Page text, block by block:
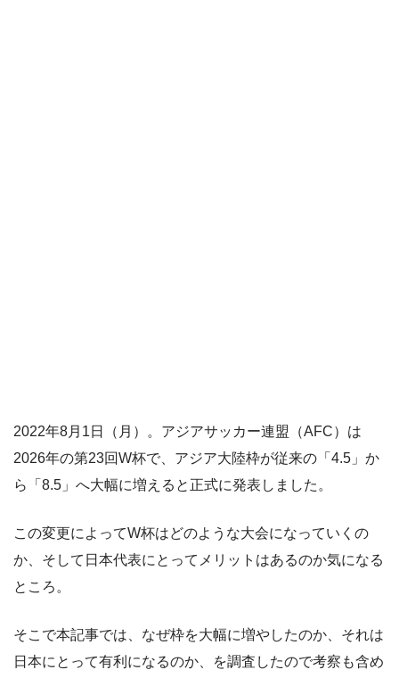
2022年8月1日（月）。アジアサッカー連盟（AFC）は
2026年の第23回W杯で、アジア大陸枠が従来の「4.5」か
ら「8.5」へ大幅に増えると正式に発表しました。
この変更によってW杯はどのような大会になっていくの
か、そして日本代表にとってメリットはあるのか気になる
ところ。
そこで本記事では、なぜ枠を大幅に増やしたのか、それは
日本にとって有利になるのか、を調査したので考察も含め